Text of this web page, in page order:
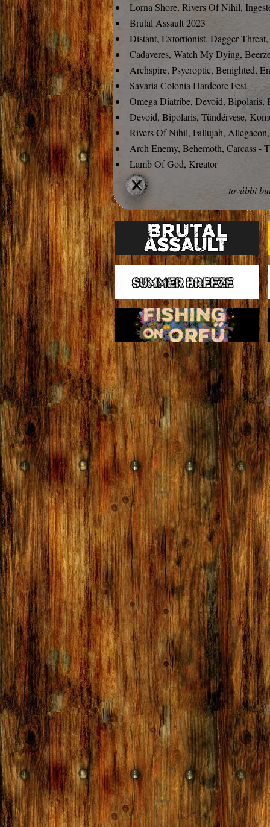
Lorna Shore, Rivers Of Nihil,
Brutal Assault 2023
Distant, Extortionist, Dagger
Cadaveres, Watch My Dying,
Archspire, Psycroptic, Benighted,
Savaria Colonia Hardcore Fest
Omega Diatribe, Devoid, Bipolaris,
Devoid, Bipolaris, Tündérvese,
Rivers Of Nihil, Fallujah,
Arch Enemy, Behemoth, Carcass -
Lamb Of God, Kreator
Brutal Assault 2022
további